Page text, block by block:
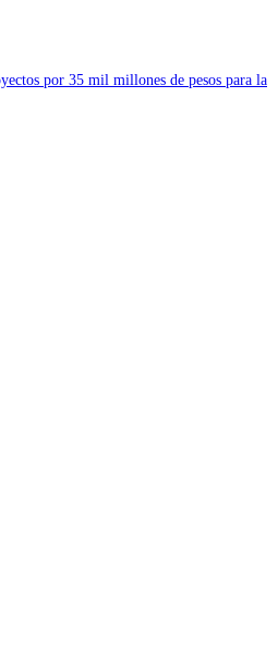
por 35 mil millones de pesos para la